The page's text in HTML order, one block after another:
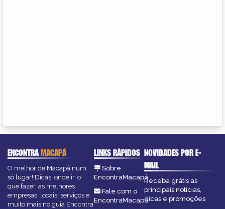
ENCONTRAMACAPÁ
O melhor de Macapá num
só lugar! Dicas, onde ir, o
que fazer, as melhores
empresas, locais, serviços e
muito mais no guia Encontra
LINKS RÁPIDOS
Sobre
EncontraMacapá
Fale com o
EncontraMacapá
NOVIDADES POR E-
MAIL
Receba grátis as
principais notícias,
dicas e promoções